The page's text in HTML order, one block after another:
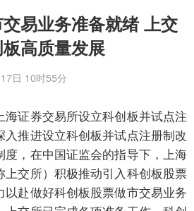
易业务准备就绪 上交
高质量发展
日 10时55分
证券交易所设立科创板并试点注
入推进设立科创板并试点注册制改
度，在中国证监会的指导下，上海
上交所）积极推动引入科创板股票
以赴做好科创板股票做市交易业务